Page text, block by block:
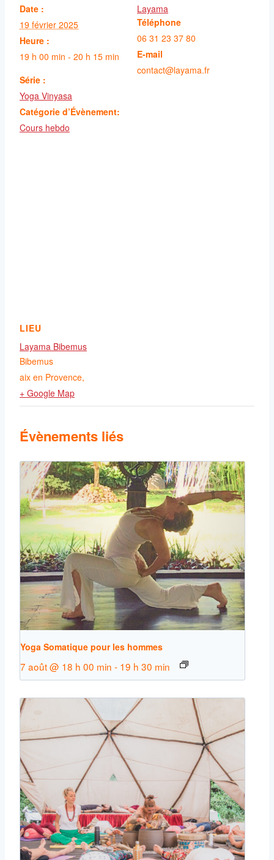
Date :
19 février 2025
Heure :
19 h 00 min - 20 h 15 min
Série :
Yoga Vinyasa
Catégorie d’Évènement:
Cours hebdo
Layama
Téléphone
06 31 23 37 80
E-mail
contact@layama.fr
LIEU
Layama Bibemus
Bibemus
aix en Provence,
+ Google Map
Évènements liés
Yoga Somatique pour les hommes
7 août @ 18 h 00 min - 19 h 30 min